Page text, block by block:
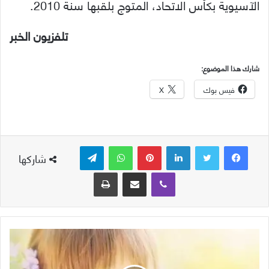
تلفزيون الخبر
شارك هذا الموضوع:
فيس بوك X
شاركها
لينكدإن بينتيريست واتساب
ڤايبر
مشاركة عبر البريد طباعة